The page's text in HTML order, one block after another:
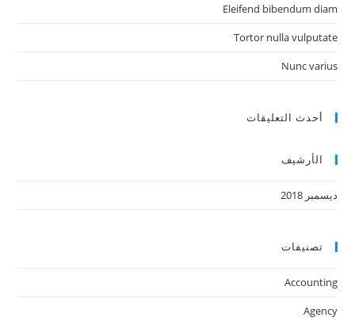
Eleifend bibendum diam
Tortor nulla vulputate
Nunc varius
أحدث التعليقات
الأرشيف
ديسمبر 2018
تصنيفات
Accounting
Agency